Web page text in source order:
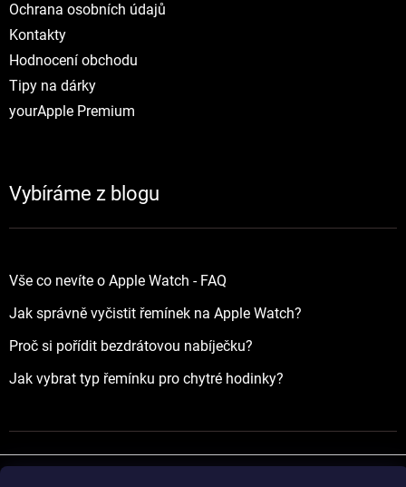
Ochrana osobních údajů
Kontakty
Hodnocení obchodu
Tipy na dárky
yourApple Premium
Vybíráme z blogu
Vše co nevíte o Apple Watch - FAQ
Jak správně vyčistit řemínek na Apple Watch?
Proč si pořídit bezdrátovou nabíječku?
Jak vybrat typ řemínku pro chytré hodinky?